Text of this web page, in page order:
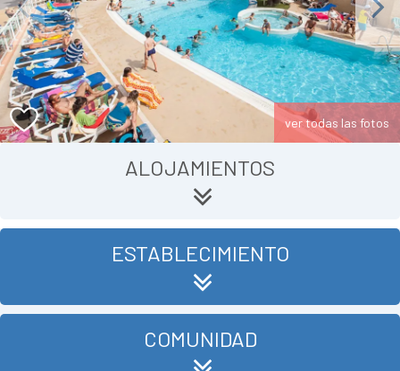
Next
ver todas las fotos
ALOJAMIENTOS
ESTABLECIMIENTO
COMUNIDAD